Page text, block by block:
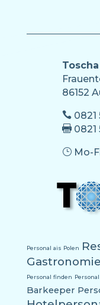
86152
0821
0821
}Mo-
Personal ais Polen
Personal finden
Barkeeper